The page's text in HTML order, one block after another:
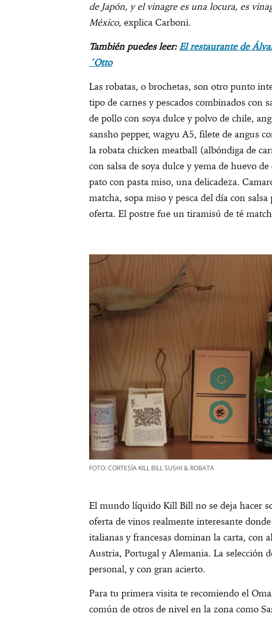
de Japón, y el vinagre es una locura, es
México, explica Carboni.
También puedes leer:El restaurante de
´Otto
Las robatas, o brochetas, son otro punto
tipo de carnes y pescados combinados con
de pollo con soya dulce y polvo de chile,
sansho pepper, wagyu A5, filete de angus
la robata chicken meatball (albóndiga de
con salsa de soya dulce y yema de huevo
pato con pasta miso, una delicadeza.
matcha, sopa miso y pesca del día con
oferta. El postre fue un tiramisú de té
FOTO: CORTESÍA KILL BILL SUSHI & ROBATA
El mundo líquido Kill Bill no se deja hacer
oferta de vinos realmente interesante
italianas y francesas dominan la carta, con
Austria, Portugal y Alemania. La selección
personal, y con gran acierto.
Para tu primera visita te recomiendo el
común de otros de nivel en la zona como